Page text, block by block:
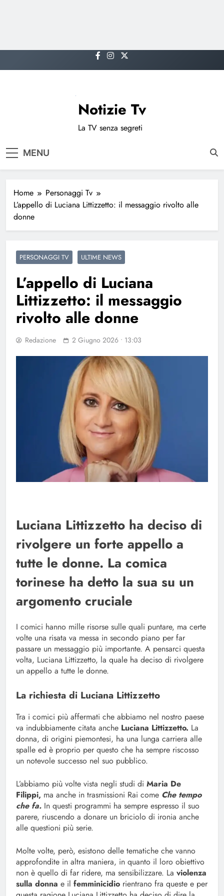
to
Notizie Tv
La TV senza segreti
MENU
Home
Personaggi Tv
L’appello di Luciana Littizzetto: il messaggio rivolto alle
donne
PERSONAGGI TV ULTIME NEWS
L’appello di Luciana
Littizzetto: il messaggio
rivolto alle donne
Redazione 2 Giugno 2026 • 13:03
Luciana Littizzetto ha deciso di
rivolgere un forte appello a
tutte le donne. La comica
torinese ha detto la sua su un
argomento cruciale
I comici hanno mille risorse sulle quali puntare, ma certe
volte una risata va messa in secondo piano per far
passare un messaggio più importante. A pensarci questa
volta, Luciana Littizzetto, la quale ha deciso di rivolgere
un appello a tutte le donne.
La richiesta di Luciana Littizzetto
Tra i comici più affermati che abbiamo nel nostro paese
va indubbiamente citata anche Luciana Littizzetto. La
donna, di origini piemontesi, ha una lunga carriera alle
spalle ed è proprio per questo che ha sempre riscosso
un notevole successo nel suo pubblico.
L’abbiamo più volte vista negli studi di Maria De
Filippi, ma anche in trasmissioni Rai come Che tempo
che fa. In questi programmi ha sempre espresso il suo
parere, riuscendo a donare un briciolo di ironia anche
alle questioni più serie.
Molte volte, però, esistono delle tematiche che vanno
approfondite in altra maniera, in quanto il loro obiettivo
non è quello di far ridere, ma sensibilizzare. La violenza
sulla donna e il femminicidio rientrano fra queste e per